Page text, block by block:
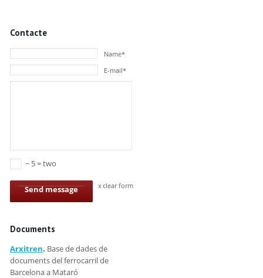
Contacte
Name*
E-mail*
− 5 = two
Send message clear form
Documents
Arxitren. Base de dades de
documents del ferrocarril de
Barcelona a Mataró